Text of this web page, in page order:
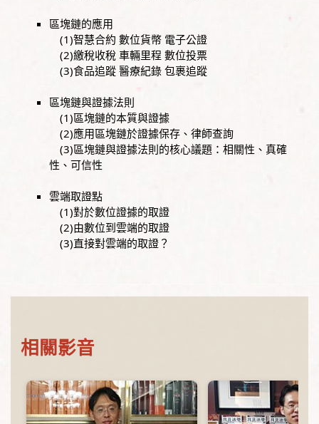
區塊鏈的應用
(1)智慧合約 數位貨幣 電子公證
(2)繳稅收稅 車輛里程 數位投票
(3)食品追蹤 醫療紀錄 包裹追蹤
區塊鏈與證據法則
(1)區塊鏈的本質與證據
(2)應用區塊鏈於證據保存、律師查詢
(3)區塊鏈與證據法則的核心議題：相關性、真確
性、可信性
雲端取證點
(1)對於數位證據的取證
(2)由數位到雲端的取證
(3)直接對雲端的取證？
相關影音